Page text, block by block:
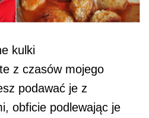
kulki
z czasów mojego
podawać je z
obficie podlewając je